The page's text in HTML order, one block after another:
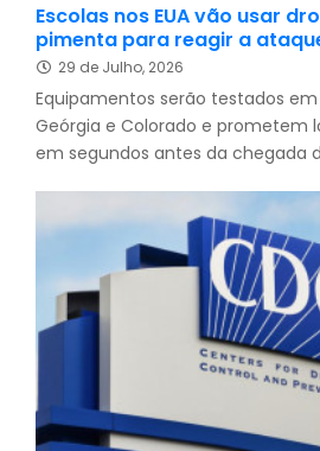
Escolas nos EUA vão usar
pimenta para reagir a
29 de Julho, 2026
Equipamentos serão testados em
Geórgia e Colorado e prometem
em segundos antes da chegada